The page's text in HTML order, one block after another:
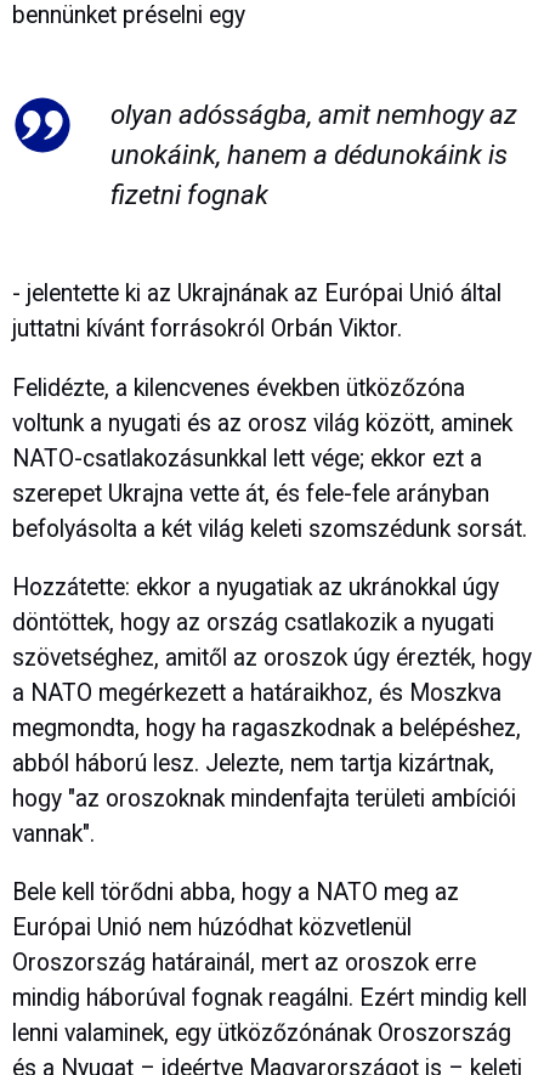
bennünket préselni egy
olyan adósságba, amit nemhogy az
unokáink, hanem a dédunokáink is
fizetni fognak
- jelentette ki az Ukrajnának az Európai Unió által
juttatni kívánt forrásokról Orbán Viktor.
Felidézte, a kilencvenes években ütközőzóna
voltunk a nyugati és az orosz világ között, aminek
NATO-csatlakozásunkkal lett vége; ekkor ezt a
szerepet Ukrajna vette át, és fele-fele arányban
befolyásolta a két világ keleti szomszédunk sorsát.
Hozzátette: ekkor a nyugatiak az ukránokkal úgy
döntöttek, hogy az ország csatlakozik a nyugati
szövetséghez, amitől az oroszok úgy érezték, hogy
a NATO megérkezett a határaikhoz, és Moszkva
megmondta, hogy ha ragaszkodnak a belépéshez,
abból háború lesz. Jelezte, nem tartja kizártnak,
hogy "az oroszoknak mindenfajta területi ambíciói
vannak".
Bele kell törődni abba, hogy a NATO meg az
Európai Unió nem húzódhat közvetlenül
Oroszország határainál, mert az oroszok erre
mindig háborúval fognak reagálni. Ezért mindig kell
lenni valaminek, egy ütközőzónának Oroszország
és a Nyugat – ideértve Magyarországot is – keleti